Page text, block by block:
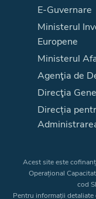
E-Guvernare
Ministerul
Europene
Ministerul
Agenţia de
Direcţia
Direcția
Acest site este
Operațional
cod
Pentru informații